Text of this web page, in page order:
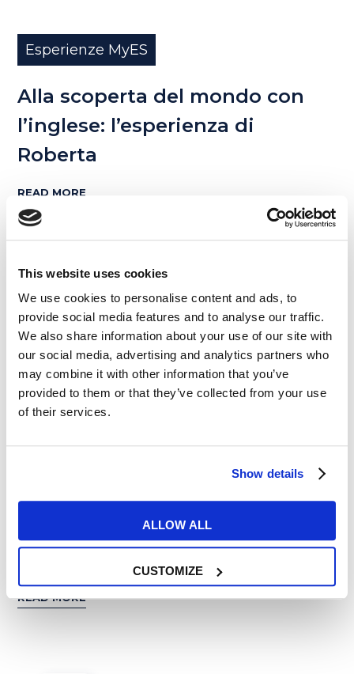
This website uses cookies
We use cookies to personalise content and ads, to
provide social media features and to analyse our traffic.
We also share information about your use of our site with
our social media, advertising and analytics partners who
may combine it with other information that you’ve
provided to them or that they’ve collected from your use
of their services.
Show details
ALLOW ALL
CUSTOMIZE
Esperienze MyES
Alla scoperta del mondo con
l’inglese: l’esperienza di
Roberta
READ MORE
02
MAR
L’inglese per il proprio futuro?
Realizzarlo è possibile, con
READ MORE